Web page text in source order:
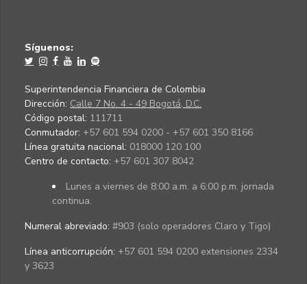
Síguenos:
Superintendencia Financiera de Colombia
Dirección: Calle 7 No. 4 - 49 Bogotá, D.C.
Código postal: 111711
Conmutador: +57 601 594 0200 - +57 601 350 8166
Línea gratuita nacional: 018000 120 100
Centro de contacto: +57 601 307 8042
Lunes a viernes de 8:00 a.m. a 6:00 p.m. jornada
continua.
Numeral abreviado: #903 (solo operadores Claro y Tigo)
Línea anticorrupción: +57 601 594 0200 extensiones 2334
y 3623